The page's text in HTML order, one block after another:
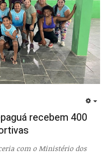
recebem 400
com o Ministério dos